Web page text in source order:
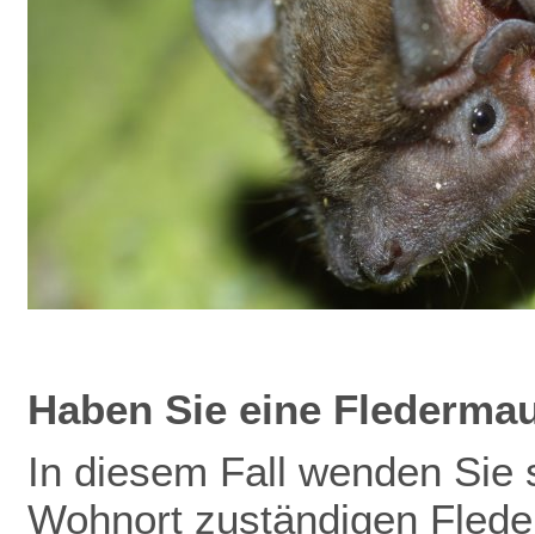
Haben Sie eine
In diesem Fall wenden
Wohnort zuständigen